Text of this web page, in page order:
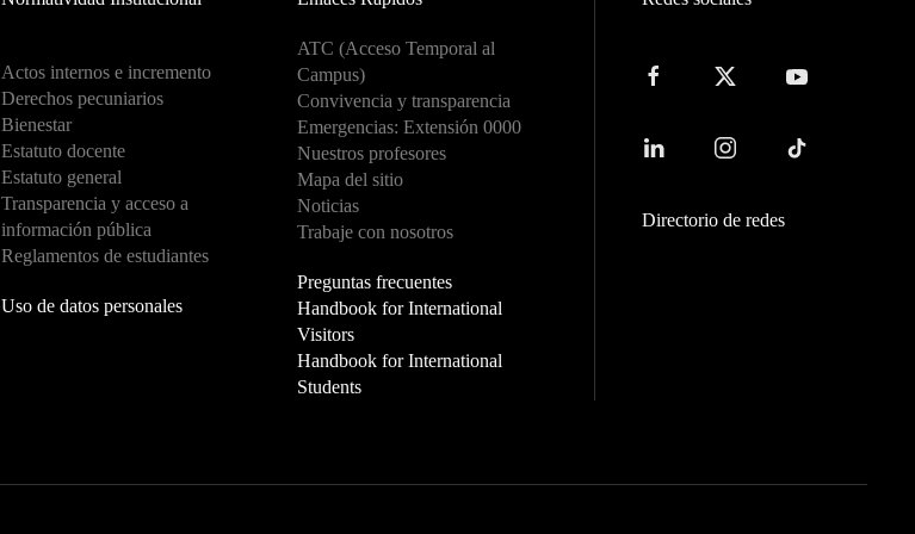
Actos internos e incremento
Derechos pecuniarios
Bienestar
Estatuto docente
Estatuto general
Transparencia y acceso a
información pública
Reglamentos de estudiantes
Uso de datos personales
ATC (Acceso Temporal al
Campus)
Convivencia y transparencia
Emergencias: Extensión 0000
Nuestros profesores
Mapa del sitio
Noticias
Trabaje con nosotros
Preguntas frecuentes
Handbook for International
Visitors
Handbook for International
Students
Directorio de redes